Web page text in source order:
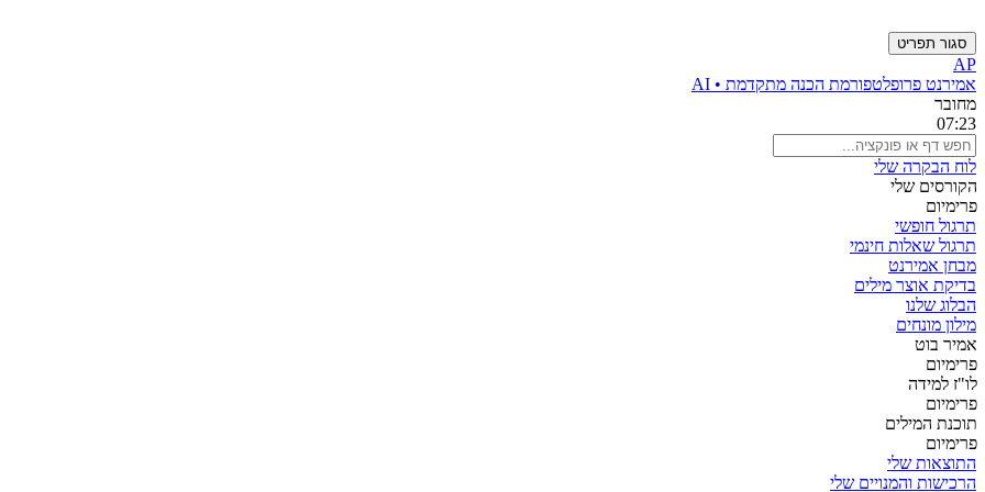
סגור תפריט
AP
אמירנט פרופלטפורמת הכנה מתקדמת • AI
מחובר
07:23
לוח הבקרה שלי
הקורסים שלי
פרימיום
תרגול חופשי
תרגול שאלות חינמי
מבחן אמירנט
בדיקת אוצר מילים
הבלוג שלנו
מילון מונחים
אמיר בוט
פרימיום
לו"ז למידה
פרימיום
תוכנת המילים
פרימיום
התוצאות שלי
הרכישות והמנויים שלי